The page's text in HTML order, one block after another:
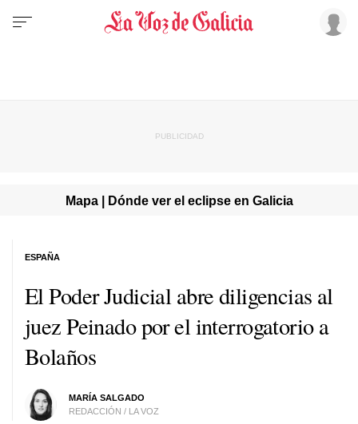
Mapa | Dónde ver el eclipse en Galicia
El Poder Judicial abre diligencias al
juez Peinado por el interrogatorio a
Bolaños
MARÍA SALGADO
REDACCIÓN / LA VOZ
ESPAÑA